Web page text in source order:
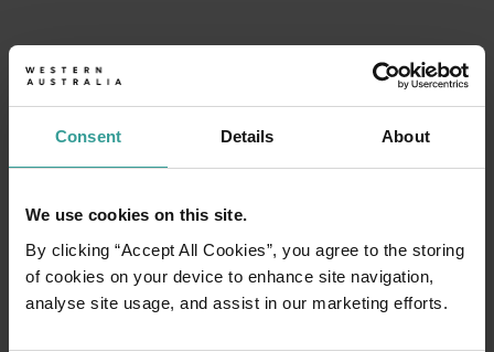
Consent Details About
We use cookies on this site.
By clicking “Accept All Cookies”, you agree to the storing
of cookies on your device to enhance site navigation,
analyse site usage, and assist in our marketing efforts.
旅行記
<p>あなたの旅のスタイルはどのようなものでしょうか？
トリップ・プランナー
有名な観光地を訪ねる、思い出に残るドライブ旅行をする、
計画を開始する